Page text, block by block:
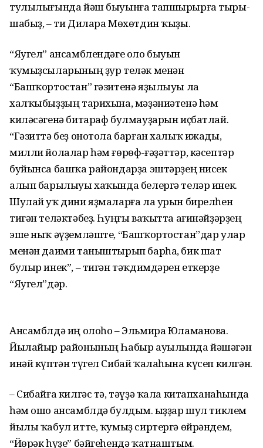
тулылығында йәш быуынға тап­шырырға тыры­
шабыҙ, – ти Дилара Мөхөтдин ҡыҙы.
“Яугел” ансамблендәге оло быуын
ҡумыҙсыларының ҙур теләк менән
“Башҡортостан” гәзитенә яҙылыуы ла
халҡыбыҙҙың тарихына, мәҙә­ниәтенә һәм
киләсәгенә битараф булмауҙарын иҫбатлай.
“Гәзиттә беҙ онотола барған халыҡ ижады,
милли йолалар һәм ғөрөф-ғәҙәттәр, кә­септәр
буйынса башҡа райондарҙа эштәрҙең нисек
алып барылыуы хаҡында белергә теләр инек.
Шулай уҡ дини яҙмаларға ла урын бирелһен
тигән теләктәбеҙ. Һуңғы ваҡытта ағинәйҙәрҙең
эше ныҡ әүҙемләште, “Башҡортостан”­дар улар
менән даими таныштырып барһа, бик шат
булыр инек”, – тигән тәҡдимдәрен еткерҙе
“Яугел”дәр.
Ансамблдә иң олоһо – Эльмира Юламанова.
Йылайыр районының Һабыр ауылында йәшәгән
инәй күптән түгел Сибай ҡалаһына күсеп килгән.
– Сибайға килгәс тә, тәүҙә ҡала китапханаһында
һәм ошо ансамблдә булдым. Ҡыҙҙар шул тиклем
йылы ҡабул итте, ҡумыҙ сиртергә өйрәндем,
“Йөрәк һүҙе” бәйгеһендә ҡатнаштым.